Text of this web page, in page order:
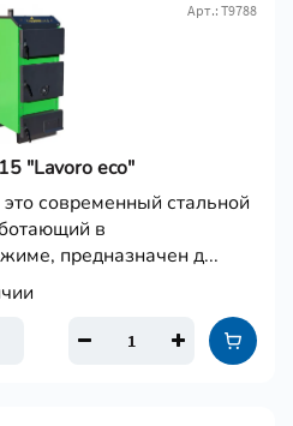
"Lavoro eco"
Арт.: Т9788
современный стальной
в
предназначен д...